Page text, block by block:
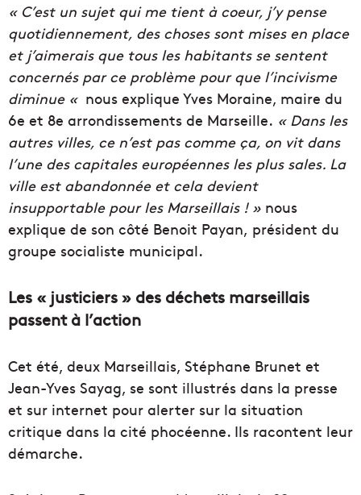
« C’est un sujet qui me tient à coeur, j’y pense
quotidiennement, des choses sont mises en place
et j’aimerais que tous les habitants se sentent
concernés par ce problème pour que l’incivisme
diminue « nous explique Yves Moraine, maire du
6e et 8e arrondissements de Marseille. « Dans les
autres villes, ce n’est pas comme ça, on vit dans
l’une des capitales européennes les plus sales. La
ville est abandonnée et cela devient
insupportable pour les Marseillais ! » nous
explique de son côté Benoit Payan, président du
groupe socialiste municipal.
Les « justiciers » des déchets marseillais
passent à l’action
Cet été, deux Marseillais, Stéphane Brunet et
Jean-Yves Sayag, se sont illustrés dans la presse
et sur internet pour alerter sur la situation
critique dans la cité phocéenne. Ils racontent leur
démarche.